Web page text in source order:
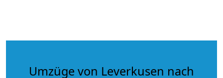
Umzüge von Leverkusen nach